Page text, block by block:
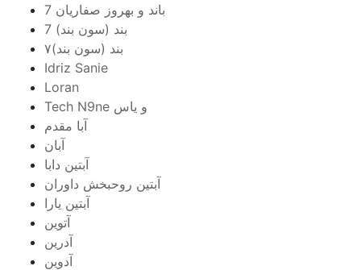
7 باند و بهروز صفاریان
7 بند (سون بند)
۷بند (سون بند)
Idriz Sanie
Loran
Tech N9ne و یاس
آبا مقدم
آبان
آبتین دابا
آبتین روحبخش داوران
آبتین یارا
آتوین
آدرین
آدوین